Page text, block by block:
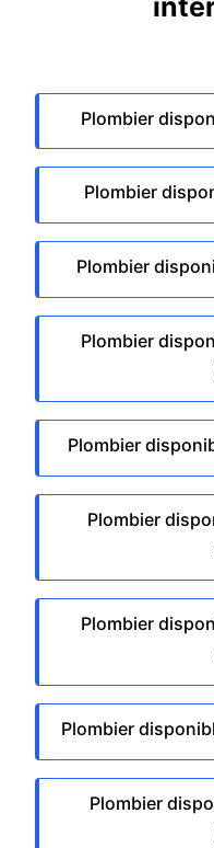
Plombier
Plombier
Plombier
Plombier
Plombier
Plombier
Plombier
Plombier
Plombier